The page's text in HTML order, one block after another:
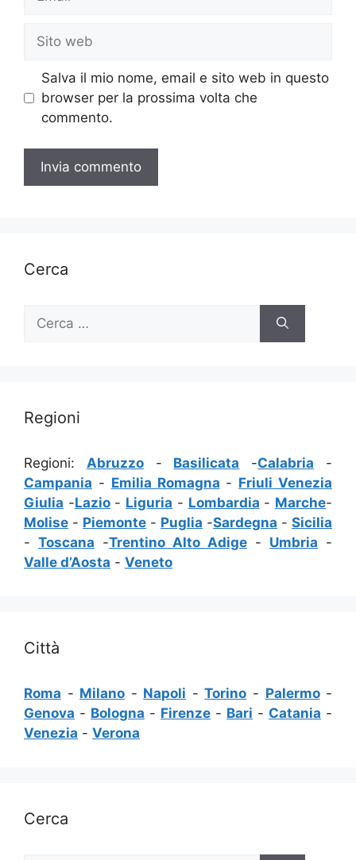
Sito
web
Salva il mio nome, email e sito web in questo
browser per la prossima volta che
commento.
Cerca
per:
Regioni
Regioni: Abruzzo- Basilicata -Calabria -
Campania - Emilia Romagna - Friuli Venezia
Giulia -Lazio- Liguria - Lombardia - Marche-
Molise - Piemonte - Puglia -Sardegna - Sicilia
- Toscana -Trentino Alto Adige - Umbria -
Valle d’Aosta - Veneto
Città
Roma - Milano - Napoli -Torino - Palermo-
Genova - Bologna - Firenze - Bari - Catania -
Venezia - Verona
Cerca